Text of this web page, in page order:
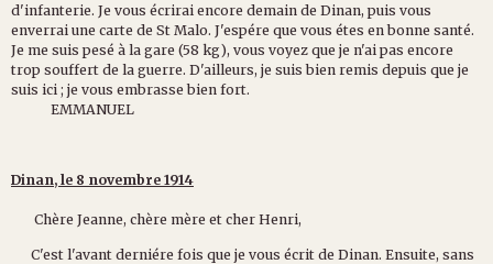
d'infanterie. Je vous écrirai encore demain de Dinan, puis vous
enverrai une carte de St Malo. J'espére que vous étes en bonne santé.
Je me suis pesé à la gare (58 kg), vous voyez que je n'ai pas encore
trop souffert de la guerre. D'ailleurs, je suis bien remis depuis que je
suis ici ; je vous embrasse bien fort.
EMMANUEL
Dinan, le 8 novembre 1914
Chère Jeanne, chère mère et cher Henri,
C'est l'avant derniére fois que je vous écrit de Dinan. Ensuite, sans